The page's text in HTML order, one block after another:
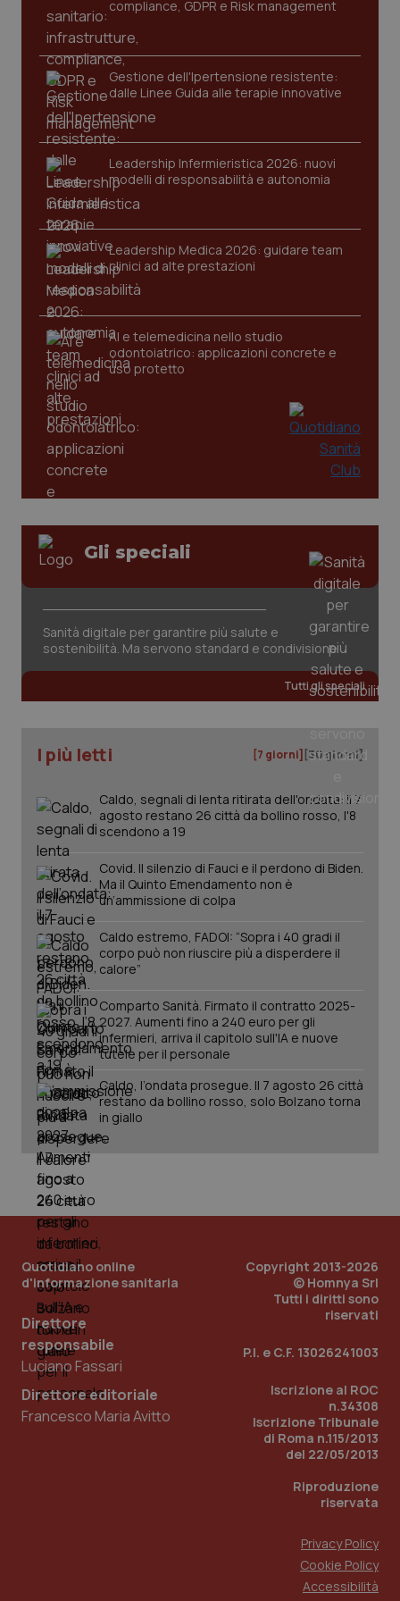
compliance, GDPR e Risk management
Gestione dell'Ipertensione resistente:
dalle Linee Guida alle terapie innovative
Leadership Infermieristica 2026: nuovi
modelli di responsabilità e autonomia
Leadership Medica 2026: guidare team
clinici ad alte prestazioni
AI e telemedicina nello studio
odontoiatrico: applicazioni concrete e
uso protetto
Gli speciali
Sanità digitale per garantire più salute e
sostenibilità. Ma servono standard e condivisione
Tutti gli speciali
I più letti [7 giorni] [30 giorni]
Caldo, segnali di lenta ritirata dell'ondata: il 7
agosto restano 26 città da bollino rosso, l'8
scendono a 19
Covid. Il silenzio di Fauci e il perdono di Biden.
Ma il Quinto Emendamento non è
un’ammissione di colpa
Caldo estremo, FADOI: “Sopra i 40 gradi il
corpo può non riuscire più a disperdere il
calore”
Comparto Sanità. Firmato il contratto 2025-
2027. Aumenti fino a 240 euro per gli
infermieri, arriva il capitolo sull'IA e nuove
tutele per il personale
Caldo, l’ondata prosegue. Il 7 agosto 26 città
restano da bollino rosso, solo Bolzano torna
in giallo
Quotidiano online
d'informazione sanitaria
Direttore
responsabile
Luciano Fassari
Direttore editoriale
Francesco Maria Avitto
Copyright 2013-2026
© Homnya Srl
Tutti i diritti sono
riservati
P.I. e C.F. 13026241003
Iscrizione al ROC
n.34308
Iscrizione Tribunale
di Roma n.115/2013
del 22/05/2013
Riproduzione
riservata
Privacy Policy
Cookie Policy
Accessibilità
protette del sito. Il sito web non è in grado di
Nome
Fornitore/Dominio
VISITOR_PRIVACY_METADATA
YouTube
.youtube.com
CookieScriptConsent
tracking-enable
www.quotidianosanita.it
www.quotidianosanita.it
_ga
Google LLC
.quotidianosanita.it
PHPSESSID
www.quotidianosanita.it
.quotidianosanita.it
1
mese